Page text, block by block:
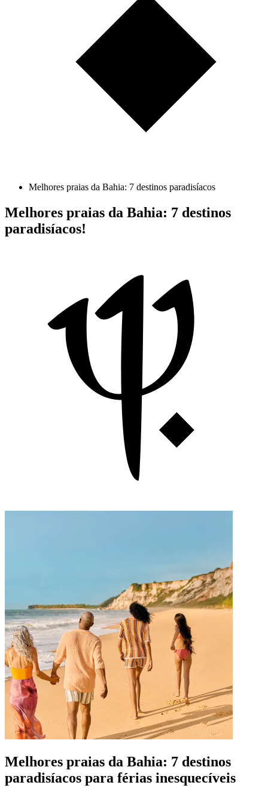
Melhores praias da Bahia: 7 destinos paradisíacos
Melhores praias da Bahia: 7 destinos
paradisíacos!
Melhores praias da Bahia: 7 destinos
paradisíacos para férias inesquecíveis